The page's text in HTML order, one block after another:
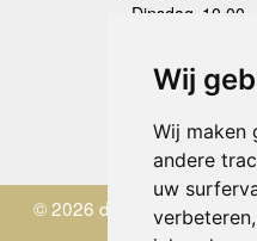
Wij
Wij maken
andere
uw
Dinsdag 10.00
Donderdag
Vrijdag 10.00
© 2026 de Zwerver